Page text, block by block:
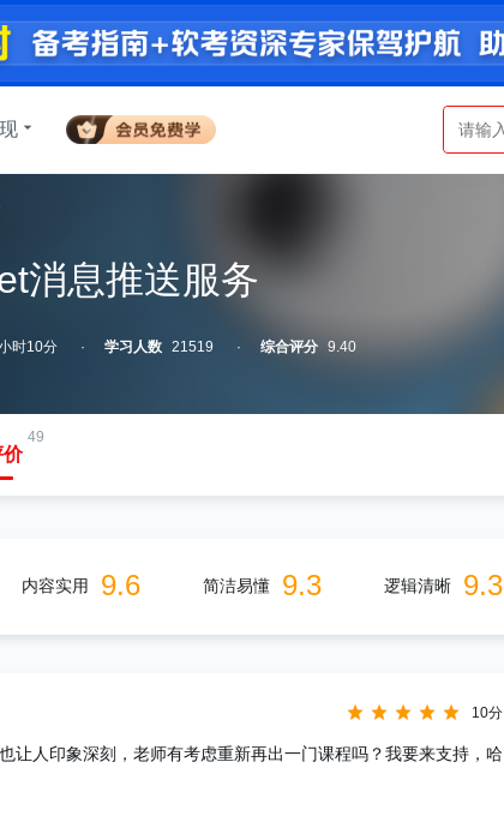
消息推送服务
时10分 学习人数 21519 综合评分 9.40
49
价
内容实用 9.6 简洁易懂 9.3 逻辑清晰 9.3
10分
让人印象深刻，老师有考虑重新再出一门课程吗？我要来支持，哈